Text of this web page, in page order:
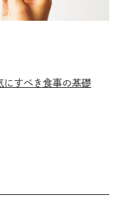
にすべき食事の基礎